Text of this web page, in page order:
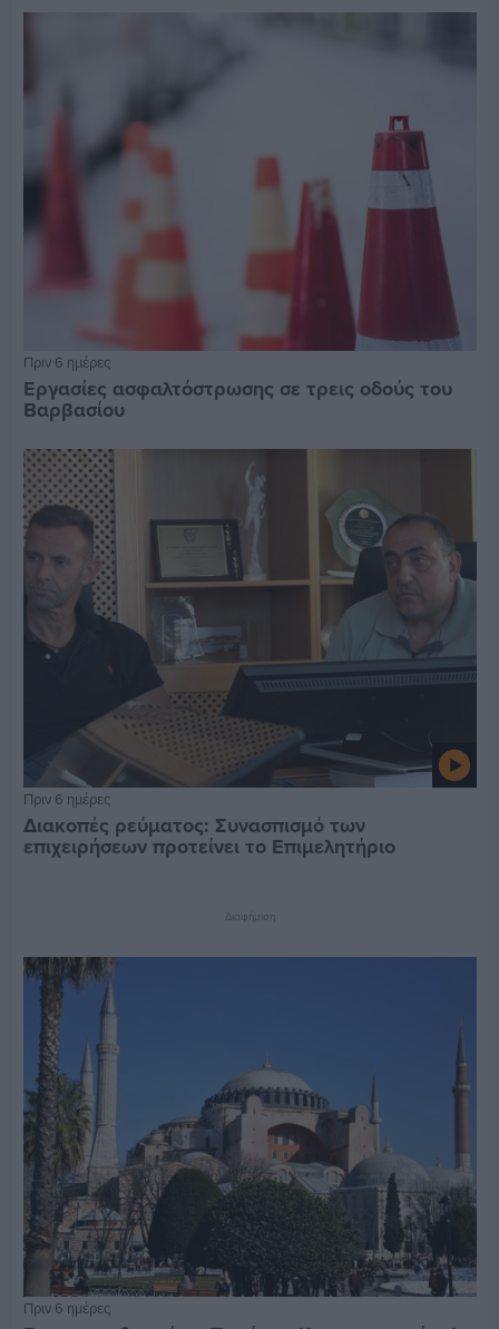
Πριν 6 ημέρες
Εργασίες ασφαλτόστρωσης σε τρεις οδούς του
Βαρβασίου
Πριν 6 ημέρες
Διακοπές ρεύματος: Συνασπισμό των
επιχειρήσεων προτείνει το Επιμελητήριο
Διαφήμιση
Πριν 6 ημέρες